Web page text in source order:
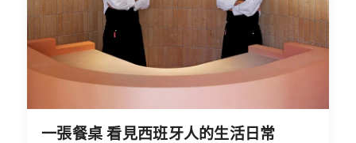
一張餐桌 看見西班牙人的生活日常